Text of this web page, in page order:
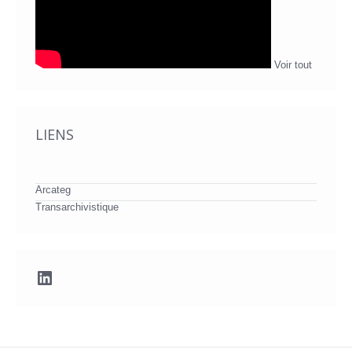
Voir tout
LIENS
Arcateg
Transarchivistique
LinkedIn